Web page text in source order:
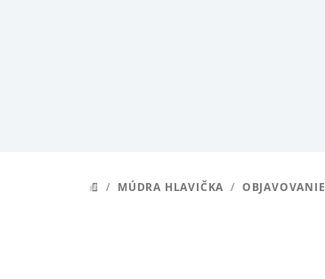
DOMOV
/ MÚDRA HLAVIČKA / OBJAVOVANIE